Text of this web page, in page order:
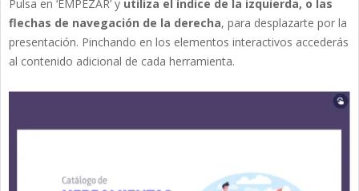
Pulsa en ‘EMPEZAR’ y utiliza el índice de la izquierda, o las
flechas de navegación de la derecha, para desplazarte por la
presentación. Pinchando en los elementos interactivos accederás
al contenido adicional de cada herramienta.